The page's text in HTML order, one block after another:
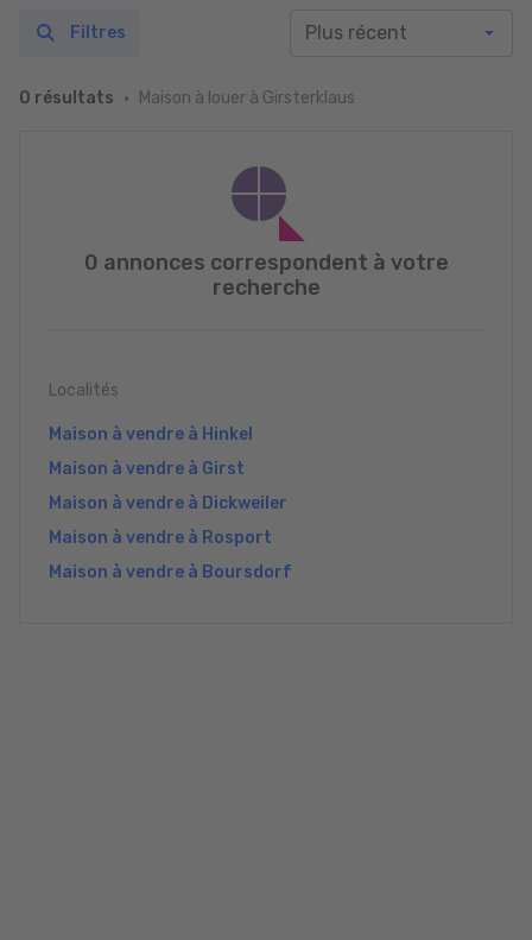
0 résultats Maison à louer à Girsterklaus
Filtres
0 annonces correspondent à votre
recherche
Localités
Maison à vendre à Hinkel
Maison à vendre à Girst
Maison à vendre à Dickweiler
Maison à vendre à Rosport
Maison à vendre à Boursdorf